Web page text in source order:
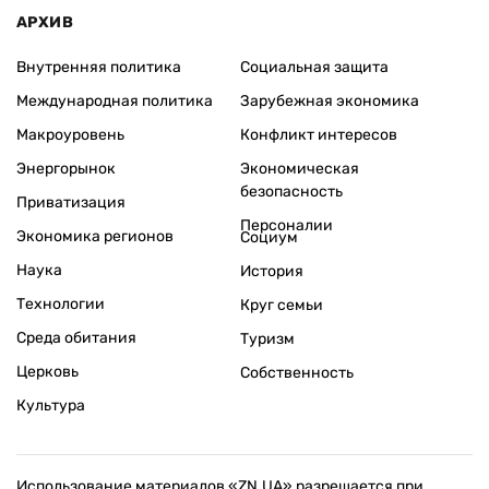
АРХИВ
Внутренняя политика
Международная политика
Макроуровень
Энергорынок
Приватизация
Экономика регионов
Социальная защита
Зарубежная экономика
Конфликт интересов
Экономическая
безопасность
Персоналии
Наука
Технологии
Среда обитания
Церковь
Культура
Социум
История
Круг семьи
Туризм
Собственность